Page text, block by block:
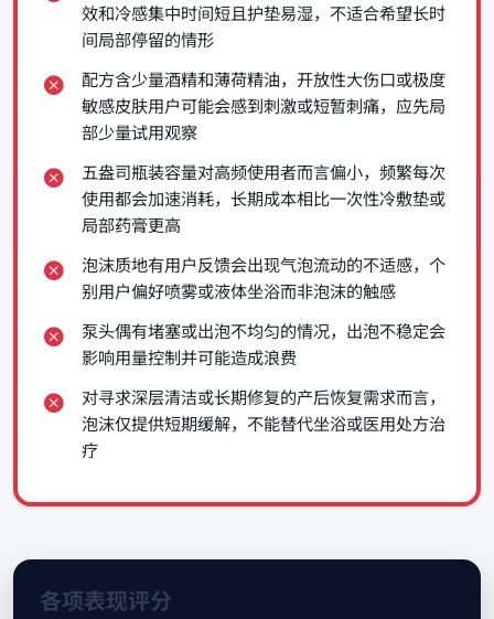
效和冷感集中时间短且护垫易湿，不适合希望长时
间局部停留的情形
配方含少量酒精和薄荷精油，开放性大伤口或极度
敏感皮肤用户可能会感到刺激或短暂刺痛，应先局
部少量试用观察
五盎司瓶装容量对高频使用者而言偏小，频繁每次
使用都会加速消耗，长期成本相比一次性冷敷垫或
局部药膏更高
泡沫质地有用户反馈会出现气泡流动的不适感，个
别用户偏好喷雾或液体坐浴而非泡沫的触感
泵头偶有堵塞或出泡不均匀的情况，出泡不稳定会
影响用量控制并可能造成浪费
对寻求深层清洁或长期修复的产后恢复需求而言，
泡沫仅提供短期缓解，不能替代坐浴或医用处方治
疗
各项表现评分